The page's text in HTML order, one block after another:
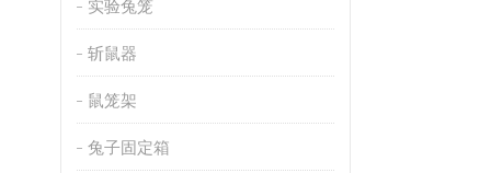
实验兔笼
斩鼠器
鼠笼架
兔子固定箱